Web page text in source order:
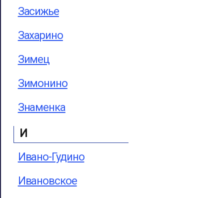
Засижье
Захарино
Зимец
Зимонино
Знаменка
И
Ивано-Гудино
Ивановское